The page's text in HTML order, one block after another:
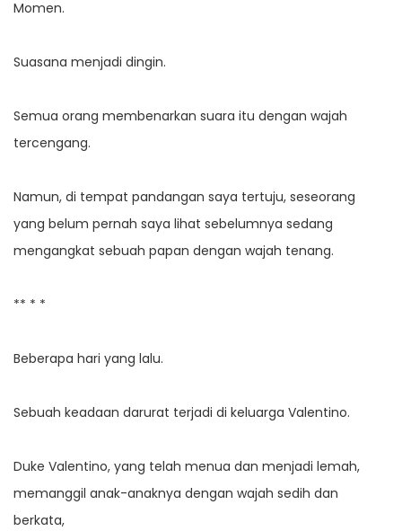
Momen.
Suasana menjadi dingin.
Semua orang membenarkan suara itu dengan wajah
tercengang.
Namun, di tempat pandangan saya tertuju, seseorang
yang belum pernah saya lihat sebelumnya sedang
mengangkat sebuah papan dengan wajah tenang.
** * *
Beberapa hari yang lalu.
Sebuah keadaan darurat terjadi di keluarga Valentino.
Duke Valentino, yang telah menua dan menjadi lemah,
memanggil anak-anaknya dengan wajah sedih dan
berkata,